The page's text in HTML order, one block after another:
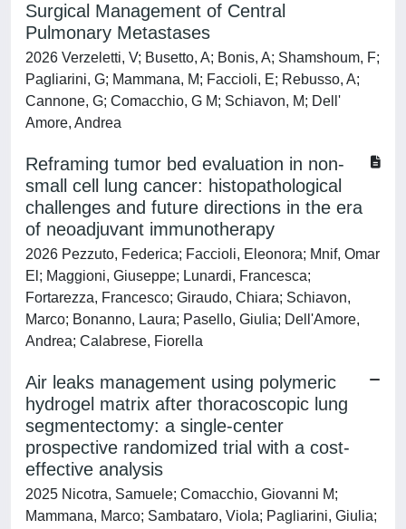
Surgical Management of Central
Pulmonary Metastases
2026 Verzeletti, V; Busetto, A; Bonis, A; Shamshoum, F;
Pagliarini, G; Mammana, M; Faccioli, E; Rebusso, A;
Cannone, G; Comacchio, G M; Schiavon, M; Dell'
Amore, Andrea
Reframing tumor bed evaluation in non-
small cell lung cancer: histopathological
challenges and future directions in the era
of neoadjuvant immunotherapy
2026 Pezzuto, Federica; Faccioli, Eleonora; Mnif, Omar
El; Maggioni, Giuseppe; Lunardi, Francesca;
Fortarezza, Francesco; Giraudo, Chiara; Schiavon,
Marco; Bonanno, Laura; Pasello, Giulia; Dell'Amore,
Andrea; Calabrese, Fiorella
Air leaks management using polymeric
hydrogel matrix after thoracoscopic lung
segmentectomy: a single-center
prospective randomized trial with a cost-
effective analysis
2025 Nicotra, Samuele; Comacchio, Giovanni M;
Mammana, Marco; Sambataro, Viola; Pagliarini, Giulia;